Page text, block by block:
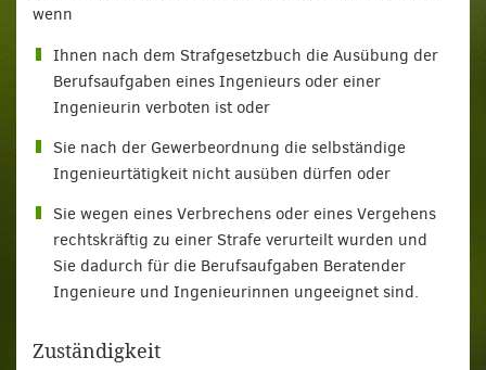
wenn
Ihnen nach dem Strafgesetzbuch die Ausübung der
Berufsaufgaben eines Ingenieurs oder einer
Ingenieurin verboten ist oder
Sie nach der Gewerbeordnung die selbständige
Ingenieurtätigkeit nicht ausüben dürfen oder
Sie wegen eines Verbrechens oder eines Vergehens
rechtskräftig zu einer Strafe verurteilt wurden und
Sie dadurch für die Berufsaufgaben Beratender
Ingenieure und Ingenieurinnen ungeeignet sind.
Zuständigkeit